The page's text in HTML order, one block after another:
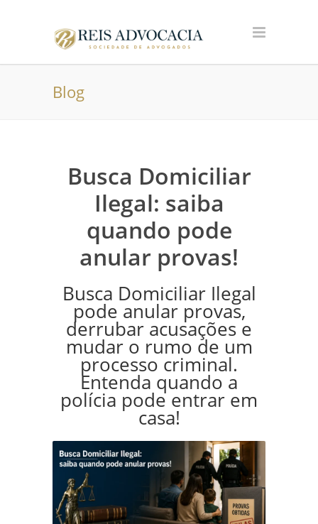
Blog
Busca Domiciliar
Ilegal: saiba
quando pode
anular provas!
Busca Domiciliar Ilegal
pode anular provas,
derrubar acusações e
mudar o rumo de um
processo criminal.
Entenda quando a
polícia pode entrar em
casa!